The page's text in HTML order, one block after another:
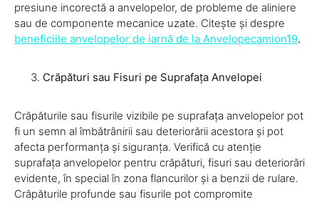
presiune incorectă a anvelopelor, de probleme de aliniere
sau de componente mecanice uzate. Citește și despre
beneficiile anvelopelor de iarnă de la Anvelopecamion19.
Crăpături sau Fisuri pe Suprafața Anvelopei
Crăpăturile sau fisurile vizibile pe suprafața anvelopelor pot
fi un semn al îmbătrânirii sau deteriorării acestora și pot
afecta performanța și siguranța. Verifică cu atenție
suprafața anvelopelor pentru crăpături, fisuri sau deteriorări
evidente, în special în zona flancurilor și a benzii de rulare.
Crăpăturile profunde sau fisurile pot compromite